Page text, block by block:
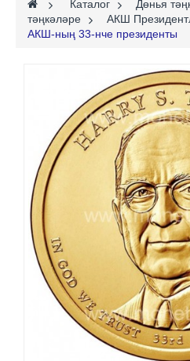
> Каталог > Дөнья
тәңкәләре
> АКШ
АКШ-ның 33-нче президенты